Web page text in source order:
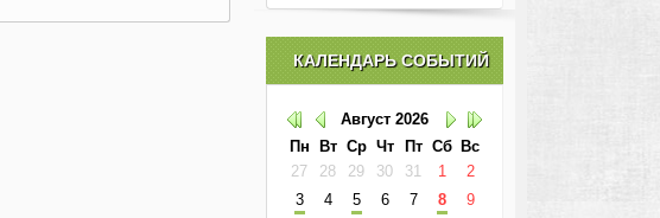
КАЛЕНДАРЬ СОБЫТИЙ
Август 2026
Пн
Вт Ср Чт Пт Сб
Вс
27
28 29 30 31 1
2
3
4 5 6 7 8
9